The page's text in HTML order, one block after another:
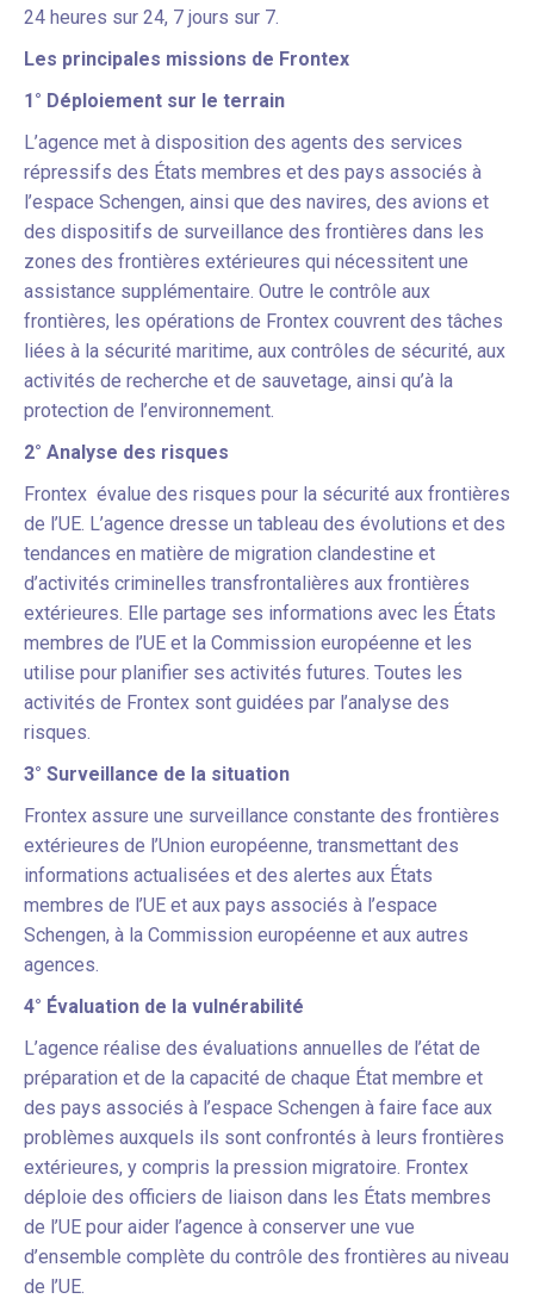
24 heures sur 24, 7 jours sur 7.
Les principales missions de Frontex
1° Déploiement sur le terrain
L’agence met à disposition des agents des services
répressifs des États membres et des pays associés à
l’espace Schengen, ainsi que des navires, des avions et
des dispositifs de surveillance des frontières dans les
zones des frontières extérieures qui nécessitent une
assistance supplémentaire. Outre le contrôle aux
frontières, les opérations de Frontex couvrent des tâches
liées à la sécurité maritime, aux contrôles de sécurité, aux
activités de recherche et de sauvetage, ainsi qu’à la
protection de l’environnement.
2° Analyse des risques
Frontex évalue des risques pour la sécurité aux frontières
de l’UE. L’agence dresse un tableau des évolutions et des
tendances en matière de migration clandestine et
d’activités criminelles transfrontalières aux frontières
extérieures. Elle partage ses informations avec les États
membres de l’UE et la Commission européenne et les
utilise pour planifier ses activités futures. Toutes les
activités de Frontex sont guidées par l’analyse des
risques.
3° Surveillance de la situation
Frontex assure une surveillance constante des frontières
extérieures de l’Union européenne, transmettant des
informations actualisées et des alertes aux États
membres de l’UE et aux pays associés à l’espace
Schengen, à la Commission européenne et aux autres
agences.
4° Évaluation de la vulnérabilité
L’agence réalise des évaluations annuelles de l’état de
préparation et de la capacité de chaque État membre et
des pays associés à l’espace Schengen à faire face aux
problèmes auxquels ils sont confrontés à leurs frontières
extérieures, y compris la pression migratoire. Frontex
déploie des officiers de liaison dans les États membres
de l’UE pour aider l’agence à conserver une vue
d’ensemble complète du contrôle des frontières au niveau
de l’UE.